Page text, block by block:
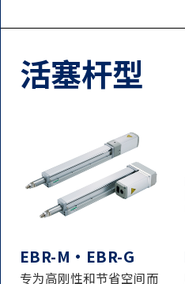
活塞杆型
EBR-M・EBR-G
专为高刚性和节省空间而